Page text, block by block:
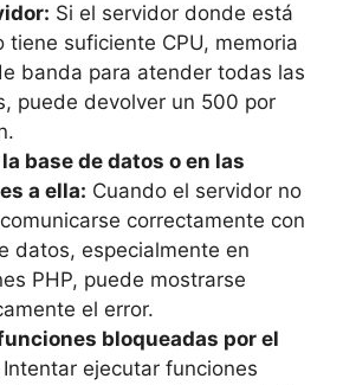
Si el servidor donde está
tiene suficiente CPU, memoria
banda para atender todas las
puede devolver un 500 por
base de datos o en las
a ella: Cuando el servidor no
correctamente con
datos, especialmente en
PHP, puede mostrarse
el error.
bloqueadas por el
Intentar ejecutar funciones